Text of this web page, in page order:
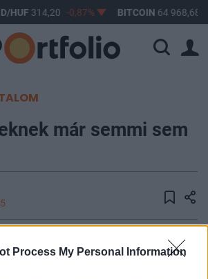
Process My Personal Information
HUF 314,20 -0,87% BITCOIN 64 968,68
már semmi sem
számolt be a Google a
Az elemzők erősebb növekedésre